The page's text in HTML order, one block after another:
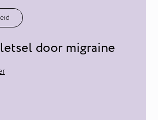
door migraine